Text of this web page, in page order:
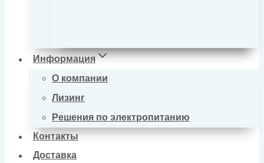
Информация
О компании
Лизинг
Решения по электропитанию
Контакты
Доставка